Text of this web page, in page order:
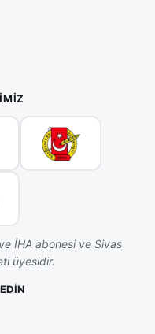
İHA abonesi ve Sivas
üyesidir.